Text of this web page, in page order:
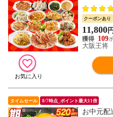
総菜 超
途追加送
冷凍食品
【大阪王
クーポンあり
11,800円
109
大阪王将
タイムセール 8/7時点_ポイント最大11倍
お中元配